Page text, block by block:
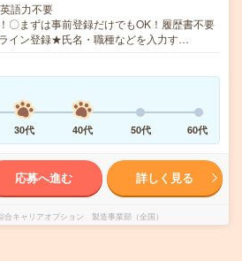
語力不要
〇まずは事前登録だけでもOK！履歴書不要
イン登録★氏名・職種などを入力す…
30代 40代 50代 60代
応募へ進む 詳しく見る
合キャリアオプション 製造事業部（全国）